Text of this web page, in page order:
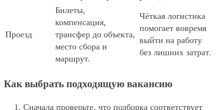
Проезд
Билеты,
компенсация,
трансфер до объекта,
место сбора и
маршрут.
Чёткая логистика
помогает вовремя
выйти на работу
без лишних затрат.
Как выбрать подходящую вакансию
Сначала проверьте, что подборка соответствует